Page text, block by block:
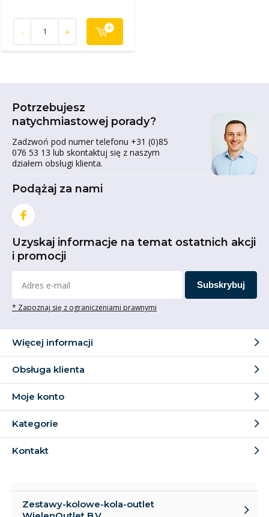
- +
Potrzebujesz
natychmiastowej porady?
Zadzwoń pod numer telefonu +31 (0)85
076 53 13 lub skontaktuj się z naszym
działem obsługi klienta.
Podążaj za nami
Uzyskaj informacje na temat ostatnich akcji
i promocji
Subskrybuj
* Zapoznaj się z ograniczeniami prawnymi
Więcej informacji
Obsługa klienta
Moje konto
Kategorie
Kontakt
Zestawy-kolowe-kola-outlet